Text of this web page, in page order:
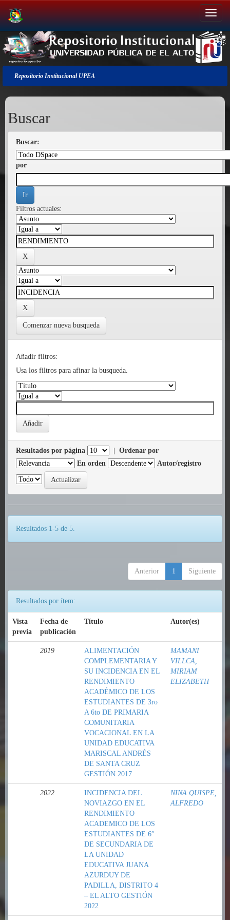
Salir
de
la
navegación
Repositorio Institucional UPEA
Buscar
Buscar:
por
Filtros actuales:
Comenzar nueva busqueda
Añadir filtros:
Usa los filtros para afinar la busqueda.
Resultados por página
Ordenar por
En orden
Autor/registro
Resultados 1-5 de 5.
Anterior 1 Siguiente
Resultados por ítem:
Vista
previa
Fecha de
publicación
Título Autor(es)
2019
ALIMENTACIÓN
COMPLEMENTARIA Y
SU INCIDENCIA EN EL
RENDIMIENTO
ACADÉMICO DE LOS
ESTUDIANTES DE 3ro
A 6to DE PRIMARIA
COMUNITARIA
VOCACIONAL EN LA
UNIDAD EDUCATIVA
MARISCAL ANDRÉS
DE SANTA CRUZ
GESTIÓN 2017
MAMANI
VILLCA,
MIRIAM
ELIZABETH
2022
INCIDENCIA DEL
NOVIAZGO EN EL
RENDIMIENTO
ACADEMICO DE LOS
ESTUDIANTES DE 6°
DE SECUNDARIA DE
LA UNIDAD
EDUCATIVA JUANA
AZURDUY DE
PADILLA, DISTRITO 4
– EL ALTO GESTIÓN
2022
NINA QUISPE,
ALFREDO